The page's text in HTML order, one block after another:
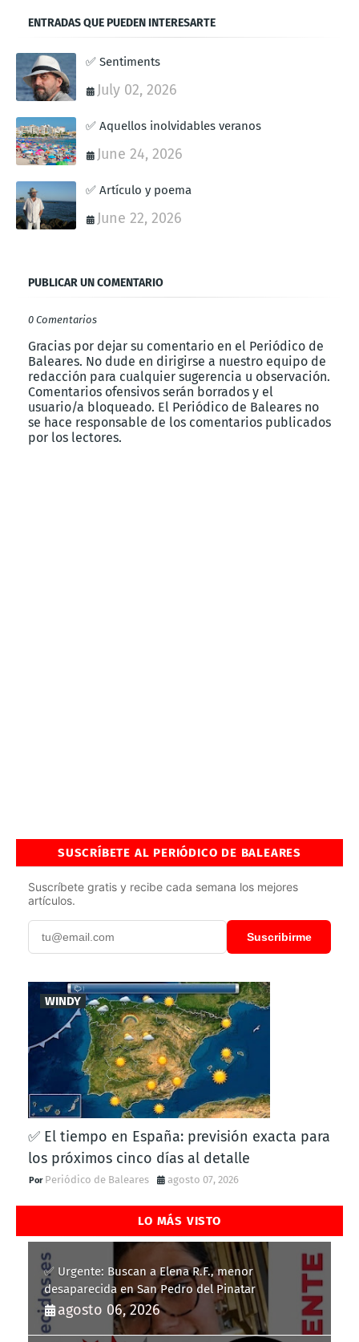
ENTRADAS QUE PUEDEN INTERESARTE
✅ Sentiments
July 02, 2026
✅ Aquellos inolvidables veranos
June 24, 2026
✅ Artículo y poema
June 22, 2026
PUBLICAR UN COMENTARIO
0 Comentarios
Gracias por dejar su comentario en el Periódico de
Baleares. No dude en dirigirse a nuestro equipo de
redacción para cualquier sugerencia u observación.
Comentarios ofensivos serán borrados y el
usuario/a bloqueado. El Periódico de Baleares no
se hace responsable de los comentarios publicados
por los lectores.
SUSCRÍBETE AL PERIÓDICO DE BALEARES
Suscríbete gratis y recibe cada semana los mejores
artículos.
Suscribirme
WINDY
✅ El tiempo en España: previsión exacta para
los próximos cinco días al detalle
Periódico de Baleares agosto 07, 2026
LO MÁS VISTO
✅ Urgente: Buscan a Elena R.F., menor
desaparecida en San Pedro del Pinatar
agosto 06, 2026